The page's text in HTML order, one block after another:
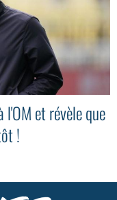
et révèle que
!